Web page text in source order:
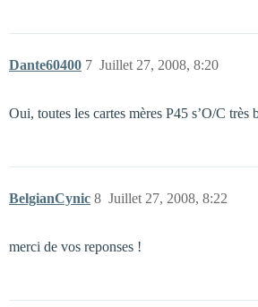
Dante60400 Juillet 27, 2008, 8:20
7
Oui, toutes les cartes mères P45 s’O/C très
BelgianCynic Juillet 27, 2008, 8:22
8
merci de vos reponses !